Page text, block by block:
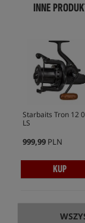
INNE
Starbaits Tron 12
LS
999,99 PLN
KUP